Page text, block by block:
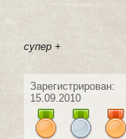
супер +
Зарегистрирован:
15.09.2010